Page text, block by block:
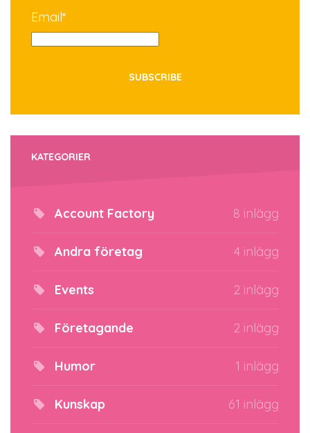
Email*
KATEGORIER
Account Factory 8 inlägg
Andra företag 4 inlägg
Events 2 inlägg
Företagande 2 inlägg
Humor 1 inlägg
Kunskap 61 inlägg